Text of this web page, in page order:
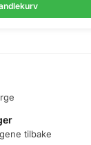
tilbake